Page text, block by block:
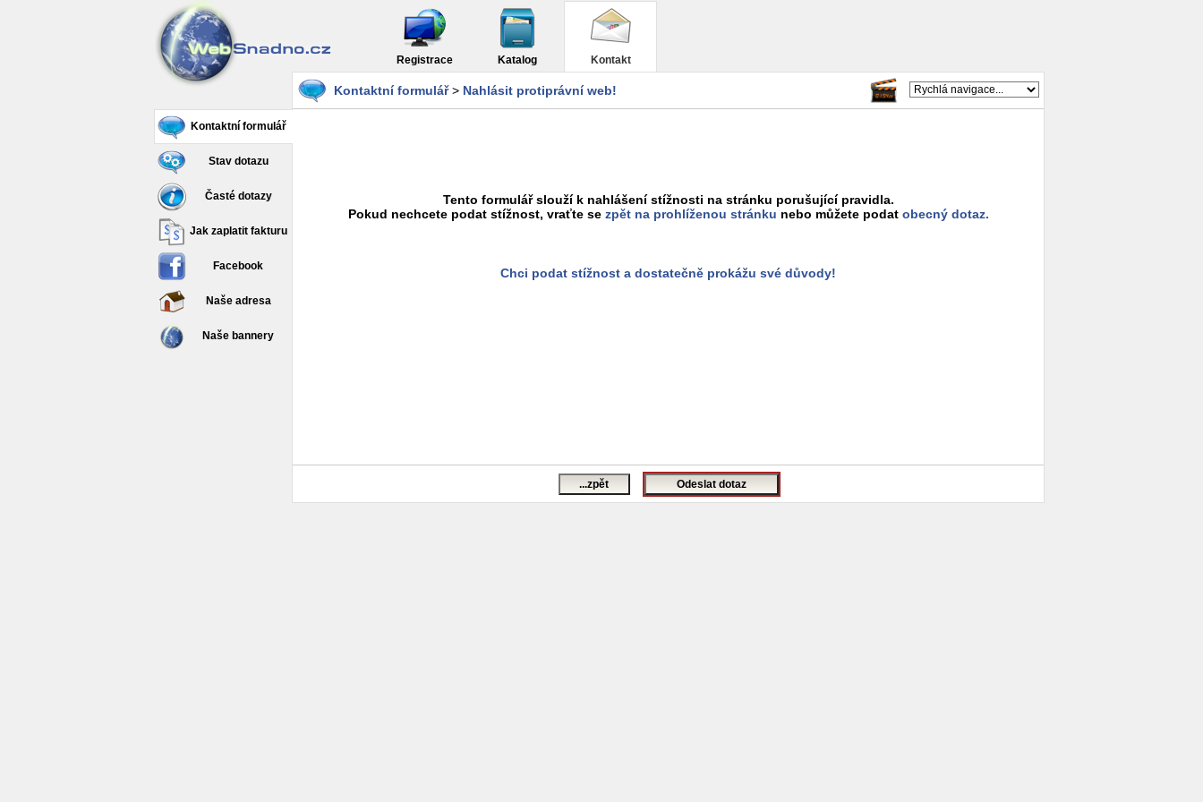
Registrace Katalog Kontakt
Kontaktní formulář
Stav dotazu
Časté dotazy
Jak zaplatit fakturu
Facebook
Naše adresa
Naše bannery
Kontaktní formulář> Nahlásit protiprávní web!
Tento formulář slouží k nahlášení stížnosti na stránku porušující pravidla.
Pokud nechcete podat stížnost, vraťte se zpět na prohlíženou stránku nebo můžete podat obecný dotaz.
Chci podat stížnost a dostatečně prokážu své důvody!